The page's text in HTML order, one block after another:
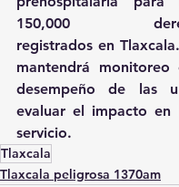
150,000
registrados en
mantendrá monitoreo
desempeño de las
evaluar el impacto en
servicio.
Tlaxcala
Tlaxcala peligrosa 1370am